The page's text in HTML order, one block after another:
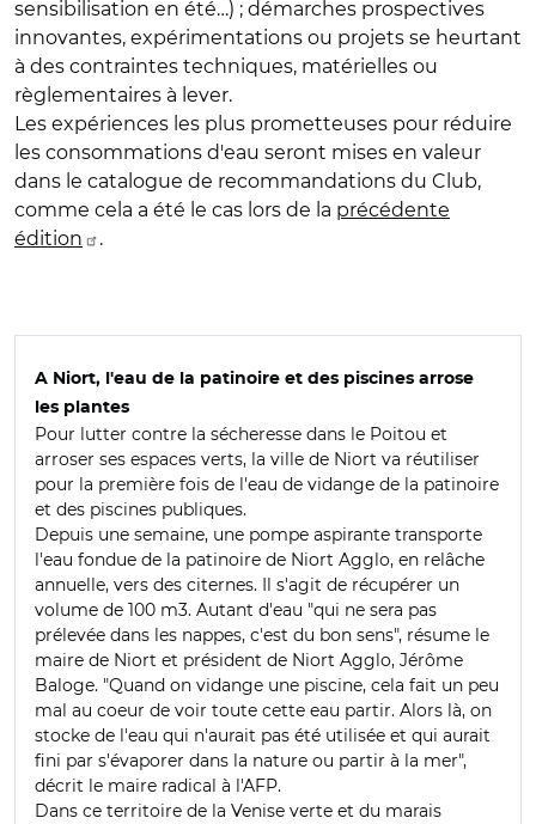
sensibilisation en été…) ; démarches prospectives
innovantes, expérimentations ou projets se heurtant
à des contraintes techniques, matérielles ou
règlementaires à lever.
Les expériences les plus prometteuses pour réduire
les consommations d'eau seront mises en valeur
dans le catalogue de recommandations du Club,
comme cela a été le cas lors de la précédente
édition
.
A Niort, l'eau de la patinoire et des piscines arrose
les plantes
Pour lutter contre la sécheresse dans le Poitou et
arroser ses espaces verts, la ville de Niort va réutiliser
pour la première fois de l'eau de vidange de la patinoire
et des piscines publiques.
Depuis une semaine, une pompe aspirante transporte
l'eau fondue de la patinoire de Niort Agglo, en relâche
annuelle, vers des citernes. Il s'agit de récupérer un
volume de 100 m3. Autant d'eau "qui ne sera pas
prélevée dans les nappes, c'est du bon sens", résume le
maire de Niort et président de Niort Agglo, Jérôme
Baloge. "Quand on vidange une piscine, cela fait un peu
mal au coeur de voir toute cette eau partir. Alors là, on
stocke de l'eau qui n'aurait pas été utilisée et qui aurait
fini par s'évaporer dans la nature ou partir à la mer",
décrit le maire radical à l'AFP.
Dans ce territoire de la Venise verte et du marais